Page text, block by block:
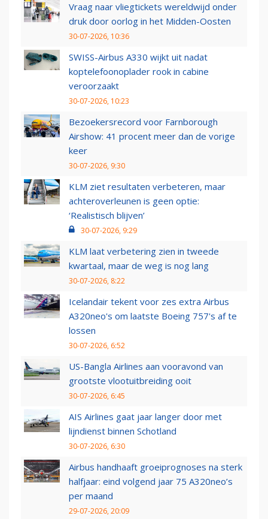
Vraag naar vliegtickets wereldwijd onder
druk door oorlog in het Midden-Oosten
30-07-2026, 10:36
SWISS-Airbus A330 wijkt uit nadat
koptelefoonoplader rook in cabine
veroorzaakt
30-07-2026, 10:23
Bezoekersrecord voor Farnborough
Airshow: 41 procent meer dan de vorige
keer
30-07-2026, 9:30
KLM ziet resultaten verbeteren, maar
achteroverleunen is geen optie:
‘Realistisch blijven’
30-07-2026, 9:29
KLM laat verbetering zien in tweede
kwartaal, maar de weg is nog lang
30-07-2026, 8:22
Icelandair tekent voor zes extra Airbus
A320neo's om laatste Boeing 757's af te
lossen
30-07-2026, 6:52
US-Bangla Airlines aan vooravond van
grootste vlootuitbreiding ooit
30-07-2026, 6:45
AIS Airlines gaat jaar langer door met
lijndienst binnen Schotland
30-07-2026, 6:30
Airbus handhaaft groeiprognoses na sterk
halfjaar: eind volgend jaar 75 A320neo’s
per maand
29-07-2026, 20:09